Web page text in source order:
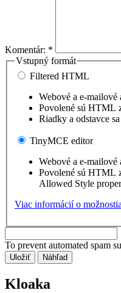
Komentár: *
Vstupný formát
Filtered HTML
Webové a e-mailové
Povolené sú HTML
Riadky a odstavce
TinyMCE editor
Webové a e-mailové
Povolené sú HTML
Allowed Style
Viac informácií o
To prevent automated spam
Kloaka